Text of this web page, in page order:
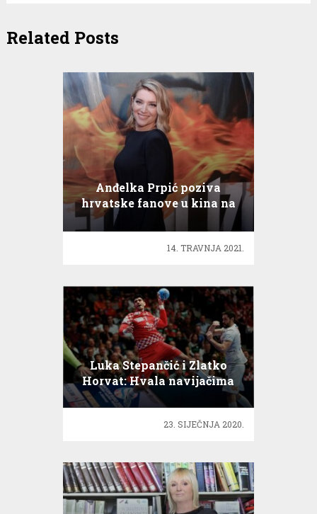
Related Posts
Anđelka Prpić poziva
hrvatske fanove u kina na
Jedini izlaz
14. TRAVNJA 2021.
Luka Stepančić i Zlatko
Horvat: Hvala navijačima
za sve od srca
23. SIJEČNJA 2020.